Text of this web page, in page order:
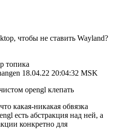
чтобы не ставить Wayland?
топика
18.04.22 20:04:32 MSK
opengl клепать
какая-никакая обвязка
есть абстракция над ней, а
конкретно для